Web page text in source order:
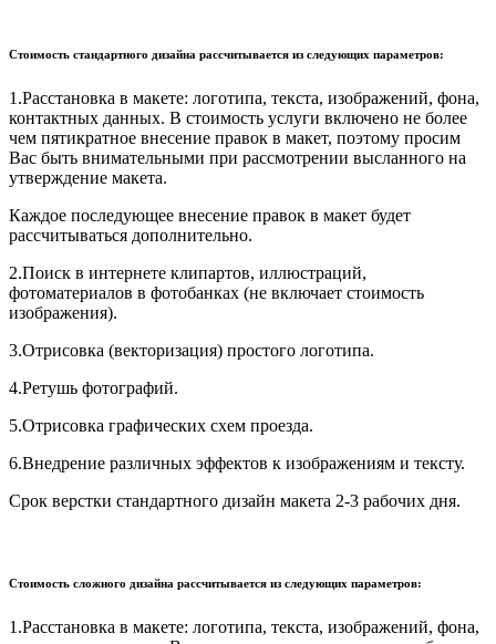
Стоимость стандартного дизайна рассчитывается из следующих параметров:
1.Расстановка в макете: логотипа, текста, изображений, фона,
контактных данных. В стоимость услуги включено не более
чем пятикратное внесение правок в макет, поэтому просим
Вас быть внимательными при рассмотрении высланного на
утверждение макета.
Каждое последующее внесение правок в макет будет
рассчитываться дополнительно.
2.Поиск в интернете клипартов, иллюстраций,
фотоматериалов в фотобанках (не включает стоимость
изображения).
3.Отрисовка (векторизация) простого логотипа.
4.Ретушь фотографий.
5.Отрисовка графических схем проезда.
6.Внедрение различных эффектов к изображениям и тексту.
Срок верстки стандартного дизайн макета 2-3 рабочих дня.
Стоимость сложного дизайна рассчитывается из следующих параметров:
1.Расстановка в макете: логотипа, текста, изображений, фона,